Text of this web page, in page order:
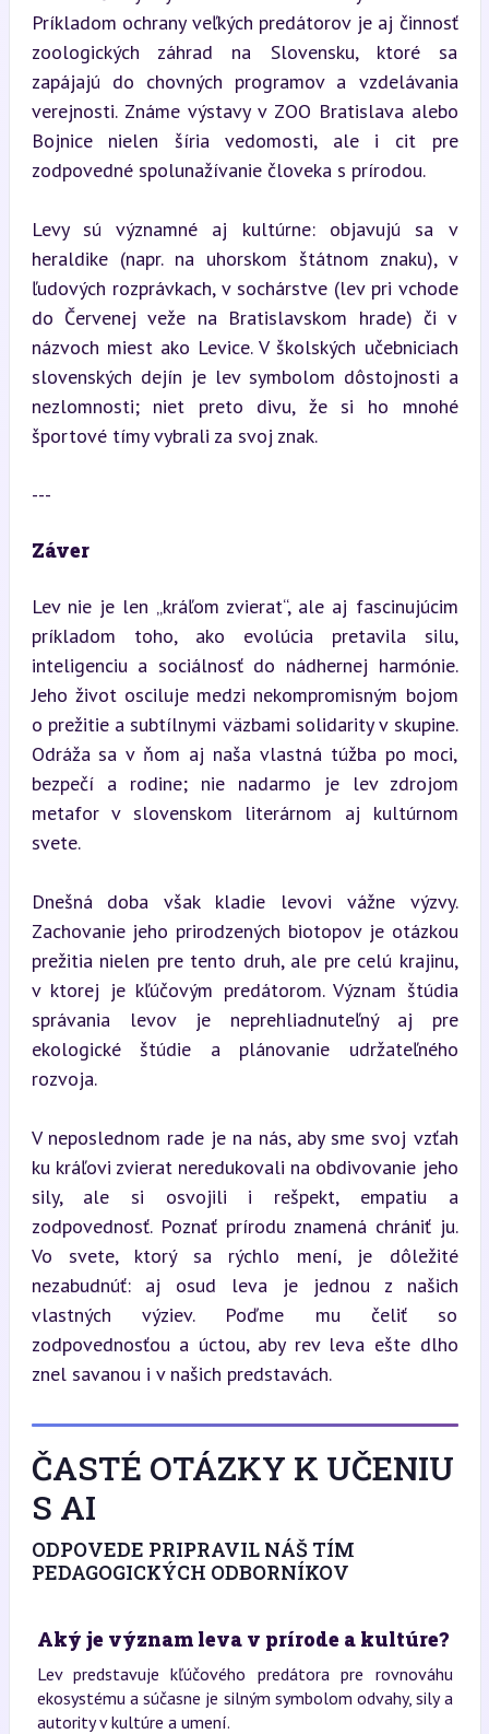
Príkladom ochrany veľkých predátorov je aj činnosť
zoologických záhrad na Slovensku, ktoré sa
zapájajú do chovných programov a vzdelávania
verejnosti. Známe výstavy v ZOO Bratislava alebo
Bojnice nielen šíria vedomosti, ale i cit pre
zodpovedné spolunažívanie človeka s prírodou.
Levy sú významné aj kultúrne: objavujú sa v
heraldike (napr. na uhorskom štátnom znaku), v
ľudových rozprávkach, v sochárstve (lev pri vchode
do Červenej veže na Bratislavskom hrade) či v
názvoch miest ako Levice. V školských učebniciach
slovenských dejín je lev symbolom dôstojnosti a
nezlomnosti; niet preto divu, že si ho mnohé
športové tímy vybrali za svoj znak.
---
Záver
Lev nie je len „kráľom zvierat“, ale aj fascinujúcim
príkladom toho, ako evolúcia pretavila silu,
inteligenciu a sociálnosť do nádhernej harmónie.
Jeho život osciluje medzi nekompromisným bojom
o prežitie a subtílnymi väzbami solidarity v skupine.
Odráža sa v ňom aj naša vlastná túžba po moci,
bezpečí a rodine; nie nadarmo je lev zdrojom
metafor v slovenskom literárnom aj kultúrnom
svete.
Dnešná doba však kladie levovi vážne výzvy.
Zachovanie jeho prirodzených biotopov je otázkou
prežitia nielen pre tento druh, ale pre celú krajinu,
v ktorej je kľúčovým predátorom. Význam štúdia
správania levov je neprehliadnuteľný aj pre
ekologické štúdie a plánovanie udržateľného
rozvoja.
V neposlednom rade je na nás, aby sme svoj vzťah
ku kráľovi zvierat neredukovali na obdivovanie jeho
sily, ale si osvojili i rešpekt, empatiu a
zodpovednosť. Poznať prírodu znamená chrániť ju.
Vo svete, ktorý sa rýchlo mení, je dôležité
nezabudnúť: aj osud leva je jednou z našich
vlastných výziev. Poďme mu čeliť so
zodpovednosťou a úctou, aby rev leva ešte dlho
znel savanou i v našich predstavách.
ČASTÉ OTÁZKY K UČENIU
S AI
ODPOVEDE PRIPRAVIL NÁŠ TÍM
PEDAGOGICKÝCH ODBORNÍKOV
Aký je význam leva v prírode a kultúre?
Lev predstavuje kľúčového predátora pre rovnováhu
ekosystému a súčasne je silným symbolom odvahy, sily a
autority v kultúre a umení.